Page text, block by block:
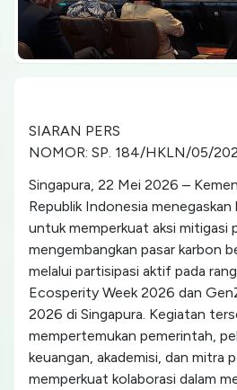
SIARAN PERS
NOMOR: SP. 184/HKLN/05/
Singapura, 22 Mei 2026 –
Republik Indonesia
untuk memperkuat aksi mitigasi
mengembangkan pasar karbon
melalui partisipasi aktif pada
Ecosperity Week 2026 dan
2026 di Singapura. Kegiatan
mempertemukan pemerintah,
keuangan, akademisi, dan mitra
memperkuat kolaborasi dalam